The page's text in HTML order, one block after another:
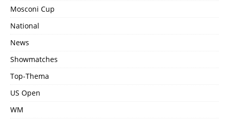
Mosconi Cup
National
News
Showmatches
Top-Thema
US Open
WM